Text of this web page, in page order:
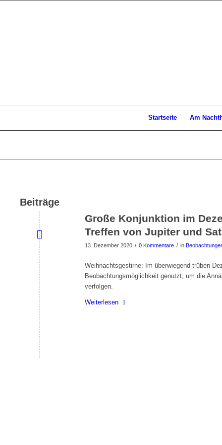
Startseite Am
Beiträge
Große Konjunktion im
Treffen von Jupiter und
13. Dezember 2020 / 0 Kommentare / in
Weihnachtsgestirne: Im überwiegend trüben
Beobachtungsmöglichkeit genutzt, um die
verfolgen.
Weiterlesen